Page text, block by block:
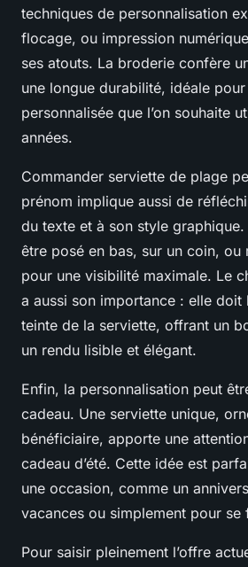
techniques de personnalisation
flocage, ou impression
ses atouts. La broderie confère
une longue durabilité, idéale
personnalisée que l’on souhaite
années.
Commander serviette de plage
prénom implique aussi de
du texte et à son style
être posé en bas, sur un coin, ou
pour une visibilité maximale. Le
a aussi son importance : elle doit
teinte de la serviette, offrant un
un rendu lisible et élégant.
Enfin, la personnalisation peut
cadeau. Une serviette unique,
bénéficiaire, apporte une
cadeau d’été. Cette idée est
une occasion, comme un
vacances ou simplement pour se
Pour saisir pleinement l’offre